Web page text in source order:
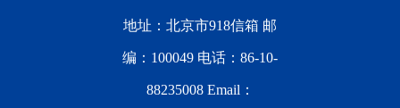
地址：北京市918信箱 邮
编：100049 电话：86-10-
88235008 Email：